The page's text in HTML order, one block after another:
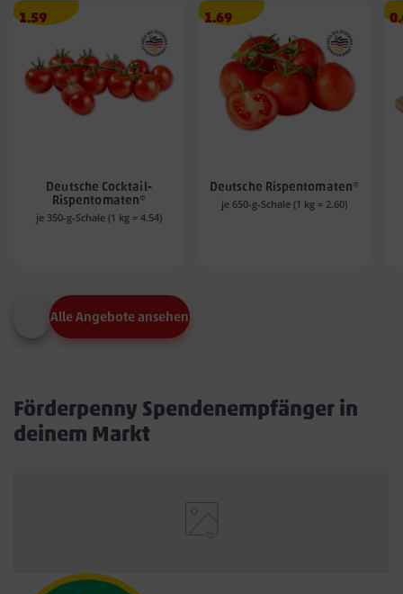
Angebotspreis
1.59
1.59
Deutsche Cocktail-
Rispentomaten*
je 350-g-Schale (1 kg = 4.54)
Angebotspreis
1.69
1.69
Deutsche Rispentomaten*
je 650-g-Schale (1 kg = 2.60)
Alle Angebote ansehen
Förderpenny Spendenempfänger in
deinem Markt